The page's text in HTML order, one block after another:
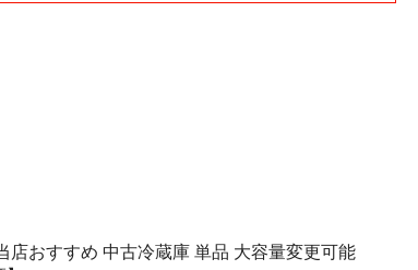
店おすすめ 中古冷蔵庫 単品 大容量変更可能